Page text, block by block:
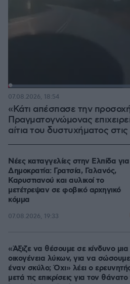
«Κάτι απέσπασε την
Πραγματογνώμονας
αίτια του δυστυχήματος
07.08.2026, 18:54
Νέες καταγγελίες στην Ελπίδα
Δημοκρατία: Γρατσία, Γαλανός,
Καρυστιανού και αυλικοί το
μετέτρεψαν σε φοβικό αρχηγικό
κόμμα
07.08.2026, 19:33
«Άξιζε να θέσουμε σε κίνδυνο μια
οικογένεια λύκων, για να σώσουμε
έναν σκύλο; Όχι» λέει ο
μετά τις επικρίσεις για τον